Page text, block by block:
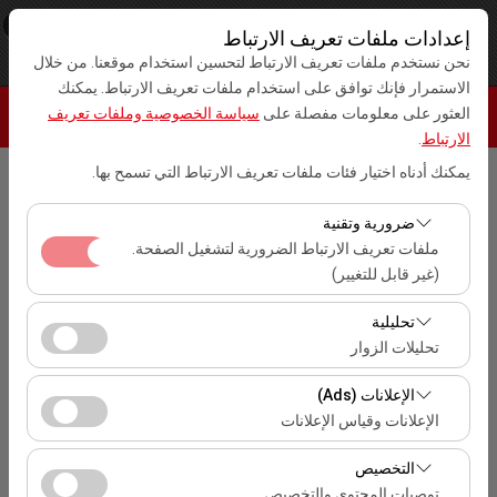
× Kar Rent A Car
www.karrentacar.com.tr
حر - In Google Play
رأي
إعدادات ملفات تعريف الارتباط
نحن نستخدم ملفات تعريف الارتباط لتحسين استخدام موقعنا. من خلال
الاستمرار فإنك توافق على استخدام ملفات تعريف الارتباط. يمكنك
العثور على معلومات مفصلة على سياسة الخصوصية وملفات تعريف
الارتباط
يمكنك أدناه اختيار فئات ملفات تعريف الارتباط التي تسمح بها.
ضرورية وتقنية
ملفات تعريف الارتباط الضرورية لتشغيل الصفحة.
(غير قابل للتغيير)
تعد ملفات تعريف الارتباط هذه ضرورية لعمل الموقع بشكل
صحيح، والأمان، وإدارة الجلسات، والوظائف الأساسية. لا يمكن
تعطيلها.
تحليلية
تحليلات الزوار
تتيح لنا ملفات تعريف الارتباط هذه تحليل كيفية استخدام موقعنا
(عدد الزوار، الصفحات الأكثر زيارة، سلوك المستخدمين).
تُستخدم هذه البيانات لقياس أداء الموقع وتحسين تجربة
المستخدم بشكل مستمر.
الإعلانات (Ads)
الإعلانات وقياس الإعلانات
تتيح لنا ملفات تعريف الارتباط هذه عرض إعلانات مخصصة
تتناسب مع اهتماماتك وقياس فعالية حملاتنا الإعلانية (عدد مرات
التخصيص
İstanbul Haliç
تحديد موقع مختلف الانزال
تاريخ الالتقاط والوقت
تاريخ العودة والوقت